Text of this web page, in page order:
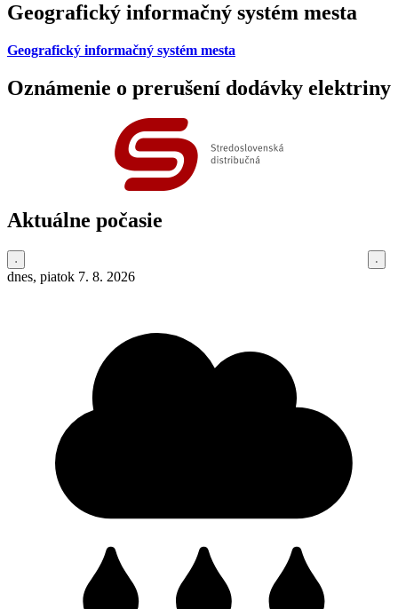
Geografický informačný systém mesta
Geografický informačný systém mesta
Oznámenie o prerušení dodávky elektriny
Aktuálne počasie
dnes, piatok 7. 8. 2026